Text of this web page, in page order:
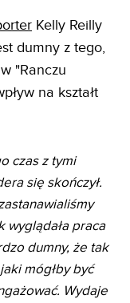
Kelly Reilly
dumny z tego,
"Ranczu
na kształt
czas z tymi
się skończył.
wyglądała praca
dumny, że tak
mógłby być
Wydaje